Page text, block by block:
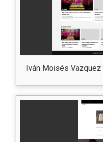
Iván Moisés